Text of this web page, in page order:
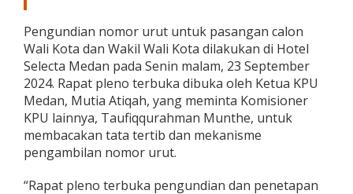
n
g
a
n
C
a
l
o
n
P
s
Pengundian nomor urut untuk pasangan calon
Wali Kota dan Wakil Wali Kota dilakukan di Hotel
Selecta Medan pada Senin malam, 23 September
2024. Rapat pleno terbuka dibuka oleh Ketua KPU
Medan, Mutia Atiqah, yang meminta Komisioner
KPU lainnya, Taufiqqurahman Munthe, untuk
membacakan tata tertib dan mekanisme
pengambilan nomor urut.
“Rapat pleno terbuka pengundian dan penetapan